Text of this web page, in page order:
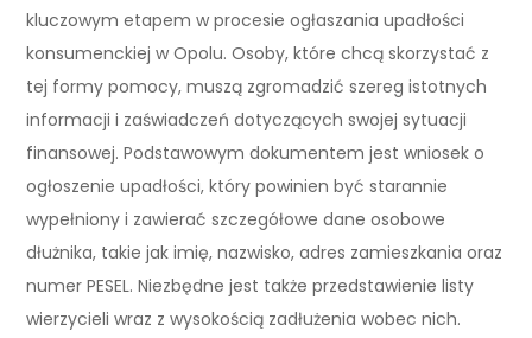
kluczowym etapem w procesie ogłaszania upadłości
konsumenckiej w Opolu. Osoby, które chcą skorzystać z
tej formy pomocy, muszą zgromadzić szereg istotnych
informacji i zaświadczeń dotyczących swojej sytuacji
finansowej. Podstawowym dokumentem jest wniosek o
ogłoszenie upadłości, który powinien być starannie
wypełniony i zawierać szczegółowe dane osobowe
dłużnika, takie jak imię, nazwisko, adres zamieszkania oraz
numer PESEL. Niezbędne jest także przedstawienie listy
wierzycieli wraz z wysokością zadłużenia wobec nich.